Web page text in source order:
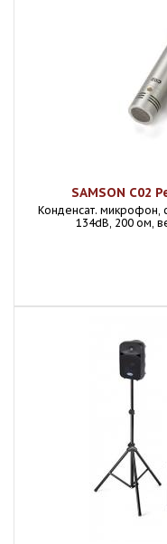
SAMSON C02
Конденсат. микрофон,
134dB, 200 ом,